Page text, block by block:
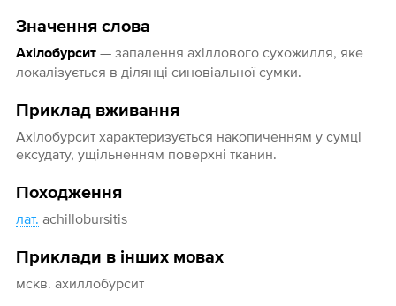
Значення слова
Ахілобурсит— запалення ахіллового сухожилля, яке
локалізується в ділянці синовіальної сумки.
Приклад вживання
Ахілобурсит характеризується накопиченням у сумці
ексудату, ущільненням поверхні тканин.
Походження
лат. achillobursitis
Приклади в інших мовах
мскв. ахиллобурсит